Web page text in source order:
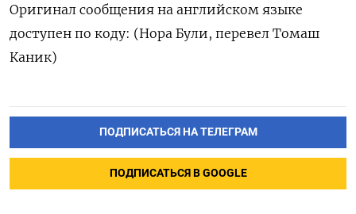
Оригинал сообщения ​на английском языке
доступен по коду: (‌Нора Були, перевел Томаш
Каник)
ПОДПИСАТЬСЯ НА ТЕЛЕГРАМ
ПОДПИСАТЬСЯ В GOOGLE